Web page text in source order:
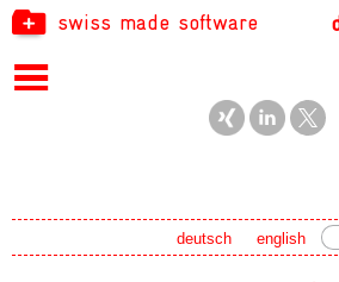
swiss made software
english
deutsch